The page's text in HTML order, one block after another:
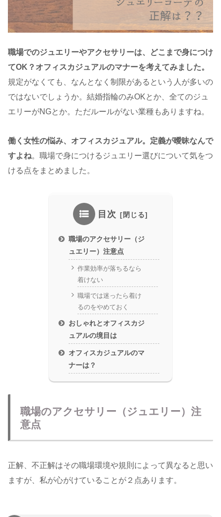
職場でのジュエリーやアクセサリーは、どこまで身につけ
てOK？オフィスカジュアルのマナーを考えてみました。
規定がなくても、なんとなく制限があるという人が多いの
ではないでしょうか。結婚指輪のみOKとか、全てのジュ
エリーがNGとか。ただルールがない業種もありますね。
働く女性の悩み、オフィスカジュアル。定義が曖昧なんで
すよね。職場で身につけるジュエリー選びについて気をつ
ける点をまとめました。
目次
職場のアクセサリー（ジ
ュエリー）注意点
作業効率が落ちるなら
着けない
職場では迷ったら着け
るのをやめておく
おしゃれとオフィスカジ
ュアルの境目は
オフィスカジュアルのマ
ナーは？
職場のアクセサリー（ジュエリー）注
意点
正解、不正解はその職場環境や規則によって異なると思い
ますが、私が心がけていることが２点あります。